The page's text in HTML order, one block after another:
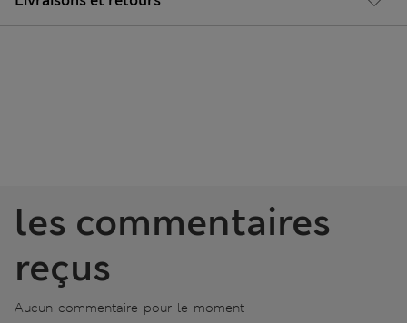
les commentaires
reçus
Aucun commentaire pour le moment